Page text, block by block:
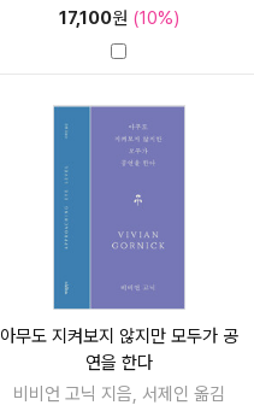
17,100원 (10%)
아무도 지켜보지 않지만 모두가 공
연을 한다
비비언 고닉 지음, 서제인 옮김